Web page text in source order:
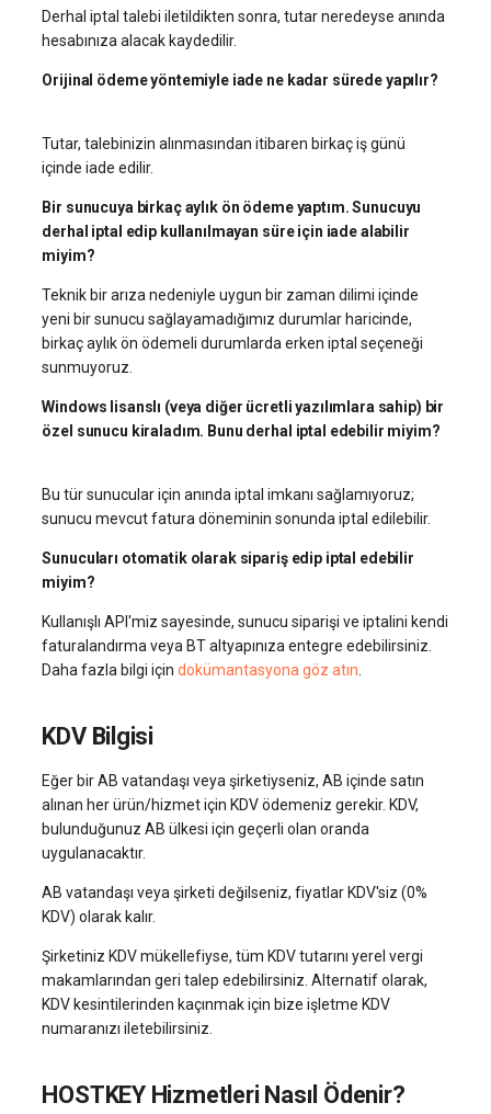
Derhal iptal talebi iletildikten sonra, tutar neredeyse anında
hesabınıza alacak kaydedilir.
Orijinal ödeme yöntemiyle iade ne kadar sürede yapılır?
Tutar, talebinizin alınmasından itibaren birkaç iş günü
içinde iade edilir.
Bir sunucuya birkaç aylık ön ödeme yaptım. Sunucuyu
derhal iptal edip kullanılmayan süre için iade alabilir
miyim?
Teknik bir arıza nedeniyle uygun bir zaman dilimi içinde
yeni bir sunucu sağlayamadığımız durumlar haricinde,
birkaç aylık ön ödemeli durumlarda erken iptal seçeneği
sunmuyoruz.
Windows lisanslı (veya diğer ücretli yazılımlara sahip) bir
özel sunucu kiraladım. Bunu derhal iptal edebilir miyim?
Bu tür sunucular için anında iptal imkanı sağlamıyoruz;
sunucu mevcut fatura döneminin sonunda iptal edilebilir.
Sunucuları otomatik olarak sipariş edip iptal edebilir
miyim?
Kullanışlı API'miz sayesinde, sunucu siparişi ve iptalini kendi
faturalandırma veya BT altyapınıza entegre edebilirsiniz.
Daha fazla bilgi içindokümantasyona göz atın
KDV Bilgisi
Eğer bir AB vatandaşı veya şirketiyseniz, AB içinde satın
alınan her ürün/hizmet için KDV ödemeniz gerekir. KDV,
bulunduğunuz AB ülkesi için geçerli olan oranda
uygulanacaktır.
AB vatandaşı veya şirketi değilseniz, fiyatlar KDV'siz (0%
KDV) olarak kalır.
Şirketiniz KDV mükellefiyse, tüm KDV tutarını yerel vergi
makamlarından geri talep edebilirsiniz. Alternatif olarak,
KDV kesintilerinden kaçınmak için bize işletme KDV
numaranızı iletebilirsiniz.
HOSTKEY Hizmetleri Nasıl Ödenir?